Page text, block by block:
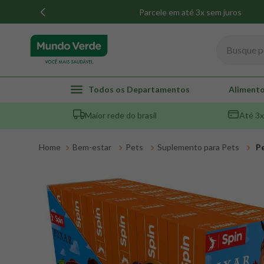
Parcele em até 3x sem juros
Todos os Departamentos
Maior rede do brasil Até
Bem-estar Pets Suplemento para Pets
TERMOS MAIS BUSCADOS
1º whey
2º creatina
º pacco
colageno
7 maca peruana
8 º snack proteico mundo verde
9º psyllium